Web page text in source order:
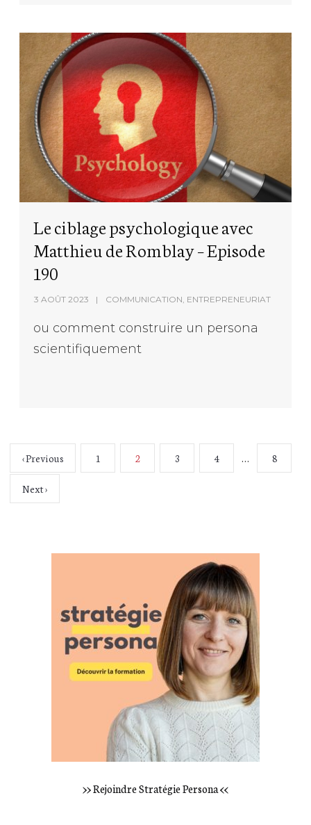
Le ciblage psychologique avec
Matthieu de Romblay – Episode
190
3 AOÛT 2023 COMMUNICATION, ENTREPRENEURIAT
ou comment construire un persona
scientifiquement
‹ Previous 1 2 3 4 … 8
Next ›
>> Rejoindre Stratégie Persona <<